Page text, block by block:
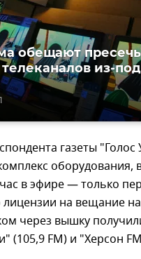
обещают
из-
газеты
в эфире — только
лицензии на вещание
через вышку
(105,9 FM) и "Херсон